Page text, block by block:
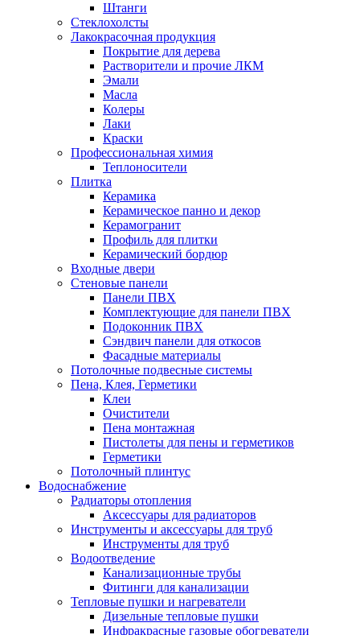
Штанги
Стеклохолсты
Лакокрасочная продукция
Покрытие для дерева
Растворители и прочие ЛКМ
Эмали
Масла
Колеры
Лаки
Краски
Профессиональная химия
Теплоносители
Плитка
Керамика
Керамическое панно и декор
Керамогранит
Профиль для плитки
Керамический бордюр
Входные двери
Стеновые панели
Панели ПВХ
Комплектующие для панели ПВХ
Подоконник ПВХ
Сэндвич панели для откосов
Фасадные материалы
Потолочные подвесные системы
Пена, Клея, Герметики
Клеи
Очистители
Пена монтажная
Пистолеты для пены и герметиков
Герметики
Потолочный плинтус
Водоснабжение
Радиаторы отопления
Аксессуары для радиаторов
Инструменты и аксессуары для труб
Инструменты для труб
Водоотведение
Канализационные трубы
Фитинги для канализации
Тепловые пушки и нагреватели
Дизельные тепловые пушки
Инфракрасные газовые обогреватели